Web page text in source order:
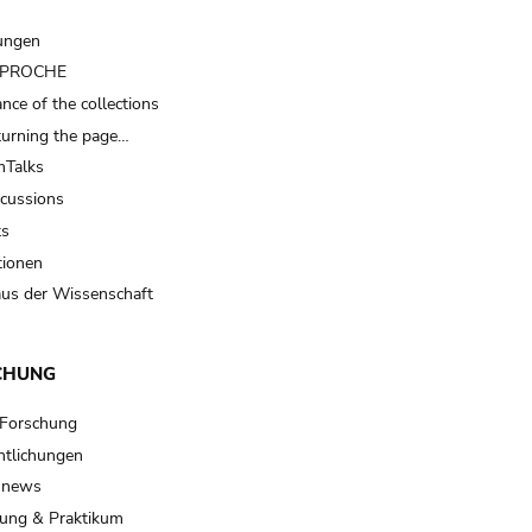
of the collections
the page…
der Wissenschaft
& Praktikum